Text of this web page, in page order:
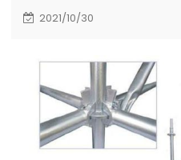
2021 (24) Y GANÓ EL
2021/10/30